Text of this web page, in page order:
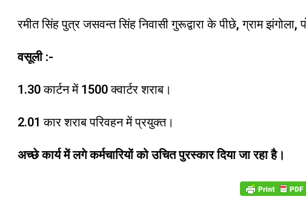
रमीत सिंह पुत्र जसवन्त सिंह निवासी गुरूद्वारा के पीछे, ग्राम
वसूली :-
1.30 कार्टन में 1500 क्वार्टर शराब।
2.01 कार शराब परिवहन में प्रयुक्त।
अच्छे कार्य में लगे कर्मचारियों को उचित पुरस्कार दिया जा रहा है।